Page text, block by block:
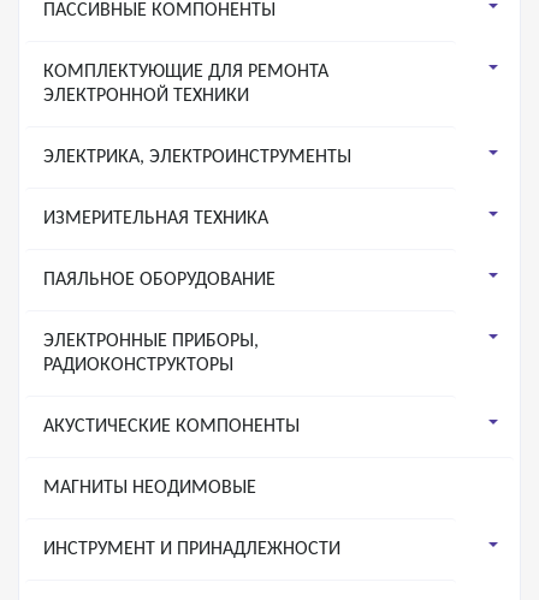
ПАССИВНЫЕ КОМПОНЕНТЫ
КОМПЛЕКТУЮЩИЕ ДЛЯ РЕМОНТА
ЭЛЕКТРОННОЙ ТЕХНИКИ
ЭЛЕКТРИКА, ЭЛЕКТРОИНСТРУМЕНТЫ
ИЗМЕРИТЕЛЬНАЯ ТЕХНИКА
ПАЯЛЬНОЕ ОБОРУДОВАНИЕ
ЭЛЕКТРОННЫЕ ПРИБОРЫ,
РАДИОКОНСТРУКТОРЫ
АКУСТИЧЕСКИЕ КОМПОНЕНТЫ
МАГНИТЫ НЕОДИМОВЫЕ
ИНСТРУМЕНТ И ПРИНАДЛЕЖНОСТИ